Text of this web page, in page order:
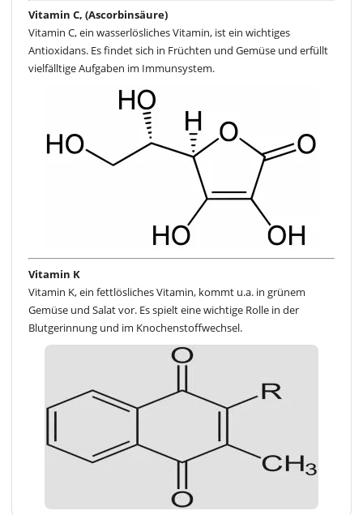
Vitamin C, (Ascorbinsäure)
Vitamin C, ein wasserlösliches Vitamin, ist ein wichtiges
Antioxidans. Es findet sich in Früchten und Gemüse und erfüllt
vielfälltige Aufgaben im Immunsystem.
Vitamin K
Vitamin K, ein fettlösliches Vitamin, kommt u.a. in grünem
Gemüse und Salat vor. Es spielt eine wichtige Rolle in der
Blutgerinnung und im Knochenstoffwechsel.